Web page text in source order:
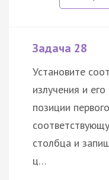
Задача 28
Установите
излучения и
позиции
столбца и
ц…